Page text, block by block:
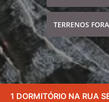
TERRENOS
1 DORMITÓRIO NA RUA